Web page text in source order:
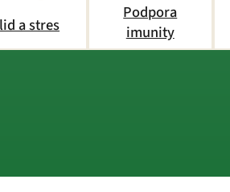
a stres
Podpora
imunity